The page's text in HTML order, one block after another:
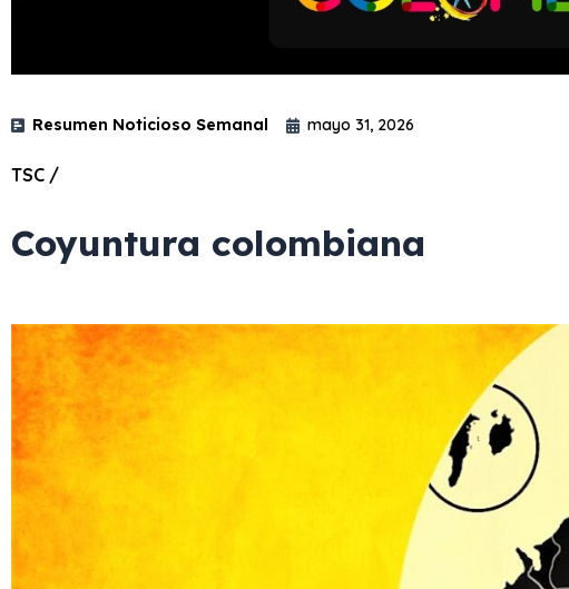
Resumen Noticioso Semanal mayo 31, 2026
TSC /
Coyuntura colombiana